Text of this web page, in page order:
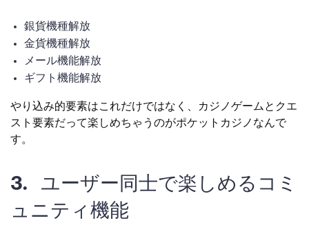
銀貨機種解放
金貨機種解放
メール機能解放
ギフト機能解放
やり込み的要素はこれだけではなく、カジノゲームとクエ
スト要素だって楽しめちゃうのがポケットカジノなんで
す。
3. ユーザー同士で楽しめるコミ
ュニティ機能